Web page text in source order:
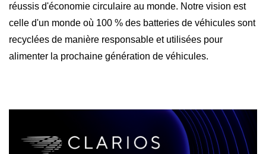
réussis d'économie circulaire au monde. Notre vision est
celle d'un monde où 100 % des batteries de véhicules sont
recyclées de manière responsable et utilisées pour
alimenter la prochaine génération de véhicules.